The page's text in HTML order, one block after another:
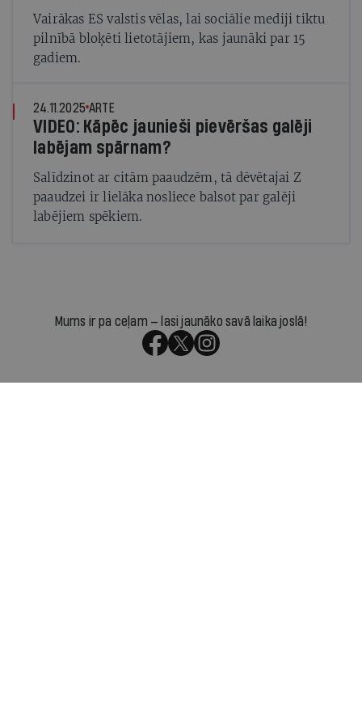
Vairākas ES valstis vēlas, lai sociālie mediji tiktu
pilnībā bloķēti lietotājiem, kas jaunāki par 15
gadiem.
24.11.2025 ARTE
VIDEO: Kāpēc jaunieši pievēršas galēji
labējam spārnam?
Salīdzinot ar citām paaudzēm, tā dēvētajai Z
paaudzei ir lielāka nosliece balsot par galēji
labējiem spēkiem.
Mums ir pa ceļam — lasi jaunāko savā laika joslā!